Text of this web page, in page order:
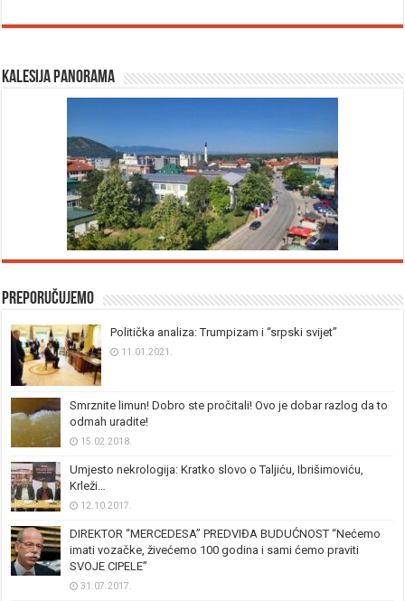
Kalesija panorama
Preporučujemo
Politička analiza: Trumpizam i “srpski svijet”
11.01.2021.
Smrznite limun! Dobro ste pročitali! Ovo je dobar razlog da to
odmah uradite!
15.02.2018.
Umjesto nekrologija: Kratko slovo o Taljiću, Ibrišimoviću,
Krleži…
12.10.2017.
DIREKTOR “MERCEDESA” PREDVIĐA BUDUĆNOST “Nećemo
imati vozačke, živećemo 100 godina i sami ćemo praviti
SVOJE CIPELE”
31.07.2017.